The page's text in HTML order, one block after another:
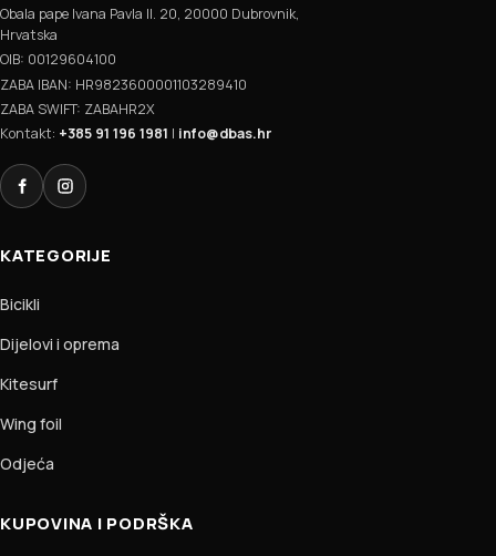
Obala pape Ivana Pavla II. 20, 20000 Dubrovnik,
Hrvatska
OIB: 00129604100
ZABA IBAN: HR9823600001103289410
ZABA SWIFT: ZABAHR2X
Kontakt: +385 91 196 1981 | info@dbas.hr
FacebookInstagram
KATEGORIJE
Bicikli
Dijelovi i oprema
Kitesurf
Wing foil
Odjeća
KUPOVINA I PODRŠKA